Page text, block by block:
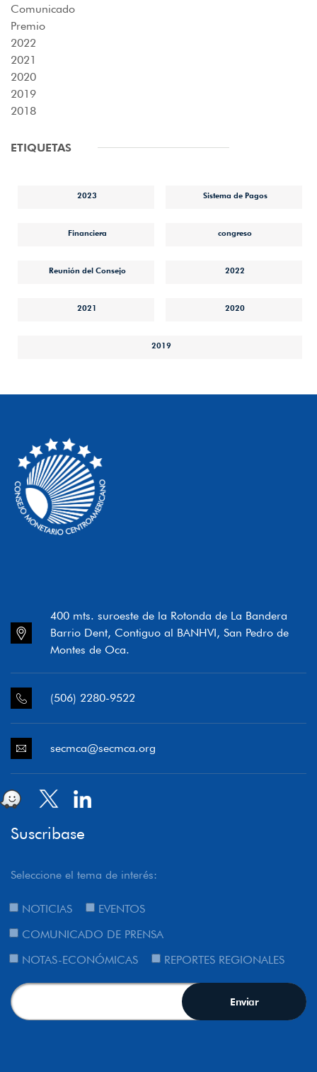
Comunicado
Premio
2022
2021
2020
2019
2018
ETIQUETAS
2023 Sistema de Pagos
Financiera congreso
Reunión del Consejo 2022
2021 2020
2019
400 mts. suroeste de la Rotonda de La Bandera
Barrio Dent, Contiguo al BANHVI, San Pedro de
Montes de Oca.
(506) 2280-9522
secmca@secmca.org
Suscribase
Seleccione el tema de interés:
NOTICIAS
EVENTOS
COMUNICADO DE PRENSA
NOTAS-ECONÓMICAS
REPORTES REGIONALES